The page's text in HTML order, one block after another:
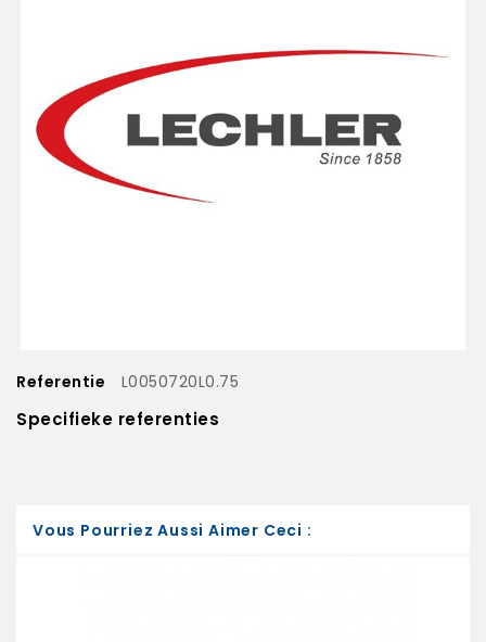
Referentie L0050720L0.75
Specifieke referenties
Vous Pourriez Aussi Aimer Ceci :